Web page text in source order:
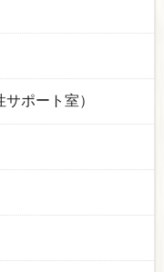
ポート室）